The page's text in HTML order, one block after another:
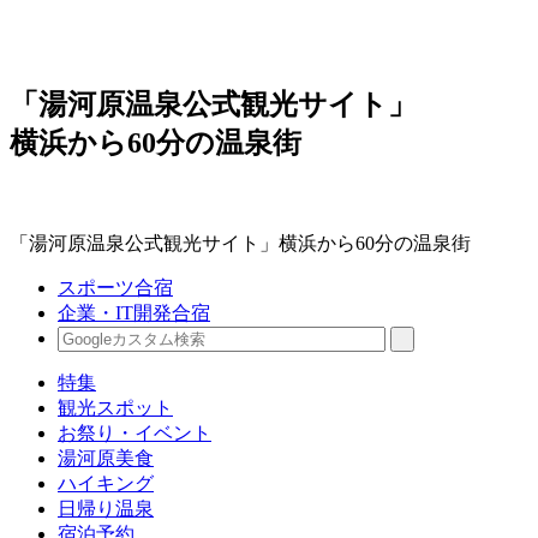
「湯河原温泉公式観光サイト」
横浜から60分の温泉街
「湯河原温泉公式観光サイト」横浜から60分の温泉街
スポーツ合宿
企業・IT開発合宿
特集
観光スポット
お祭り・イベント
湯河原美食
ハイキング
日帰り温泉
宿泊予約